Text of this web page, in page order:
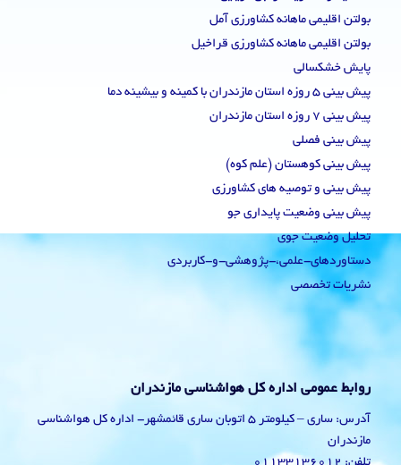
بولتن اقلیمی ماهانه کشاورزی آمل
بولتن اقلیمی ماهانه کشاورزی قراخیل
پایش خشکسالی
پیش بینی 5 روزه استان مازندران با کمینه و بیشینه دما
پیش بینی 7 روزه استان مازندران
پیش بینی فصلی
پیش بینی کوهستان (علم کوه)
پیش بینی و توصیه های کشاورزی
پیش بینی وضعیت پایداری جو
تحلیل وضعیت جوی
دستاوردهای-علمی،-پژوهشی-و-کاربردی
نشریات تخصصی
روابط عمومی اداره کل هواشناسی مازندران
آدرس: ساری – کیلومتر 5 اتوبان ساری قائمشهر- اداره کل هواشناسی
مازندران